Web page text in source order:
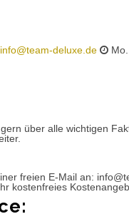
info@team-deluxe.de
über alle wichtigen
freien E-Mail an:
kostenfreies